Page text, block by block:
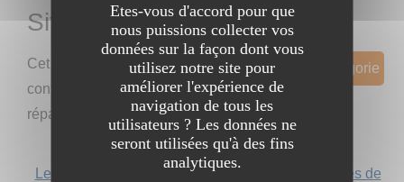
Sites et Catégories
Proposer un Site dans cette catégorie
Cet annuaire
contient 0 sites
répartis dans cette catégorie
Les mots-clef les plus recherchés
Les catégories de
Etes-vous d'accord pour que
nous puissions collecter vos
données sur la façon dont vous
utilisez notre site pour
améliorer l'expérience de
navigation de tous les
utilisateurs ? Les données ne
seront utilisées qu'à des fins
analytiques.